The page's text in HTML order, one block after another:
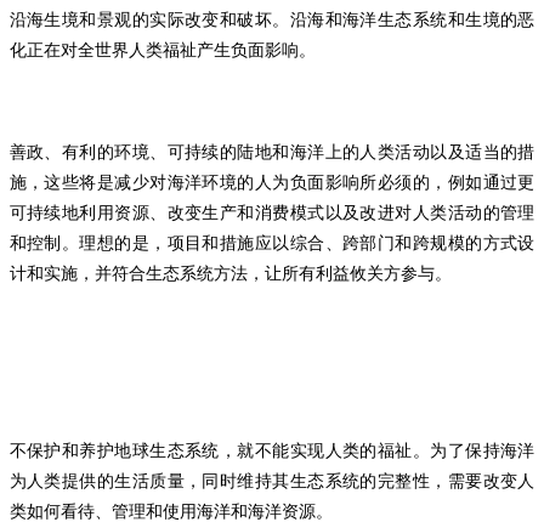
沿海生境和景观的实际改变和破坏。沿海和海洋生态系统和生境的恶
化正在对全世界人类福祉产生负面影响。
善政、有利的环境、可持续的陆地和海洋上的人类活动以及适当的措
施，这些将是减少对海洋环境的人为负面影响所必须的，例如通过更
可持续地利用资源、改变生产和消费模式以及改进对人类活动的管理
和控制。理想的是，项目和措施应以综合、跨部门和跨规模的方式设
计和实施，并符合生态系统方法，让所有利益攸关方参与。
不保护和养护地球生态系统，就不能实现人类的福祉。为了保持海洋
为人类提供的生活质量，同时维持其生态系统的完整性，需要改变人
类如何看待、管理和使用海洋和海洋资源。